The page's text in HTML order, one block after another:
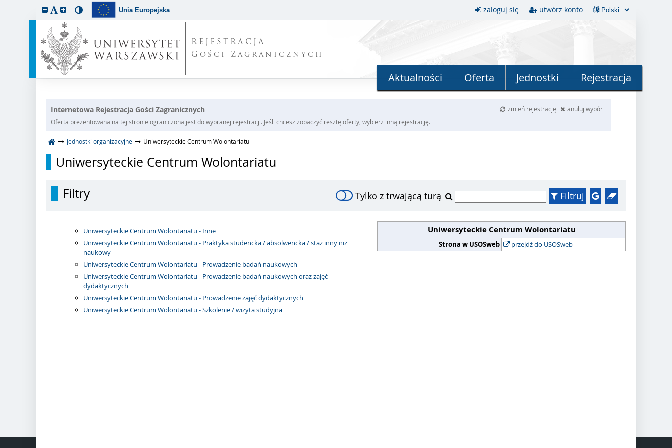
Unia Europejska zaloguj się utwórz konto
REJESTRACJA
Gości Zagranicznych
Aktualności Oferta Jednostki Rejestracja
Internetowa Rejestracja Gości Zagranicznych zmień rejestrację
anuluj wybór
Oferta prezentowana na tej stronie ograniczona jest do wybranej rejestracji. Jeśli chcesz zobaczyć resztę oferty, wybierz inną rejestrację.
Jednostki organizacyjne Uniwersyteckie Centrum Wolontariatu
Uniwersyteckie Centrum Wolontariatu
Filtry Tylko z trwającą turą Filtruj
Uniwersyteckie Centrum Wolontariatu
Strona w USOSweb przejdź do USOSweb
Uniwersyteckie Centrum Wolontariatu - Inne
Uniwersyteckie Centrum Wolontariatu - Praktyka studencka / absolwencka / staż inny niż
naukowy
Uniwersyteckie Centrum Wolontariatu - Prowadzenie badań naukowych
Uniwersyteckie Centrum Wolontariatu - Prowadzenie badań naukowych oraz zajęć
dydaktycznych
Uniwersyteckie Centrum Wolontariatu - Prowadzenie zajęć dydaktycznych
Uniwersyteckie Centrum Wolontariatu - Szkolenie / wizyta studyjna